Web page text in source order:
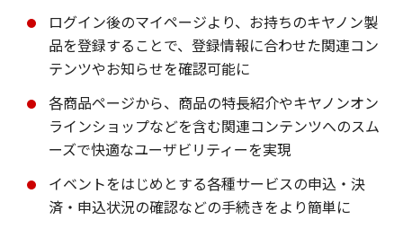
ログイン後のマイページより、お持ちのキヤノン製
品を登録することで、登録情報に合わせた関連コン
テンツやお知らせを確認可能に
各商品ページから、商品の特長紹介やキヤノンオン
ラインショップなどを含む関連コンテンツへのスム
ーズで快適なユーザビリティーを実現
イベントをはじめとする各種サービスの申込・決
済・申込状況の確認などの手続きをより簡単に